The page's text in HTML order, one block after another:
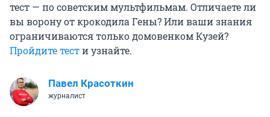
тест — по советским мультфильмам. Отличаете ли
вы ворону от крокодила Гены? Или ваши знания
ограничиваются только домовенком Кузей?
Пройдите тести узнайте.
Павел Красоткин
журналист